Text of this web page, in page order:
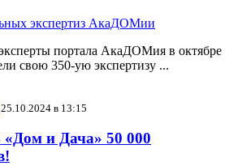
портала АкаДОМия в октябре
свою 350-ую экспертизу ...
25.10.2024 в 13:15
«Дом и Дача» 50 000